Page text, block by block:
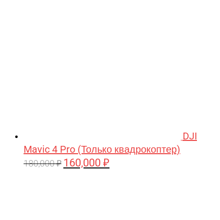
DJI
Mavic 4 Pro (Только квадрокоптер)
180,000₽ Первоначальная
160,000 ₽